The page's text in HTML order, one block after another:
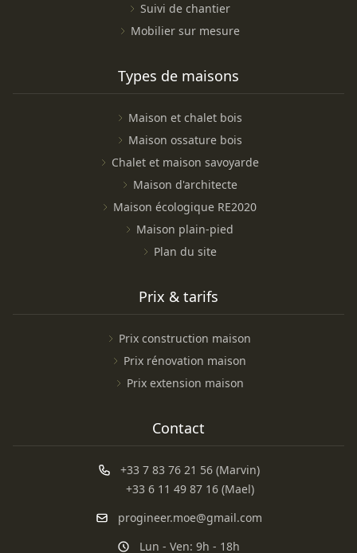
Suivi de chantier
Mobilier sur mesure
Types de maisons
Maison et chalet bois
Maison ossature bois
Chalet et maison savoyarde
Maison d'architecte
Maison écologique RE2020
Maison plain-pied
Plan du site
Prix & tarifs
Prix construction maison
Prix rénovation maison
Prix extension maison
Contact
+33 7 83 76 21 56 (Marvin)
+33 6 11 49 87 16 (Mael)
progineer.moe@gmail.com
Lun - Ven: 9h - 18h